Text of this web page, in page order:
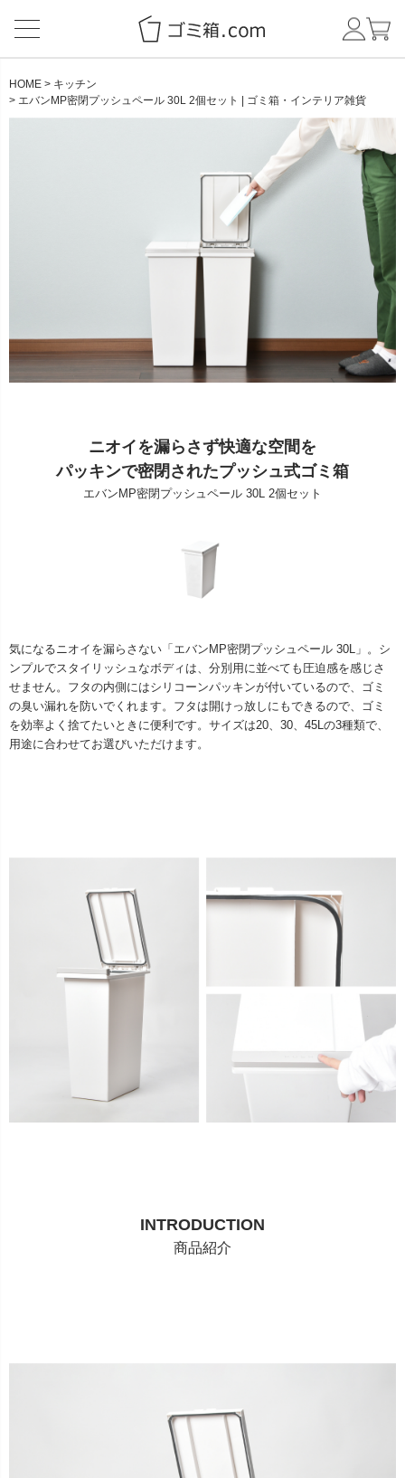
HOME
キッチン
エバンMP密閉プッシュペール 30L 2個セット | ゴミ箱・インテリア雑貨
ニオイを漏らさず快適な空間を
パッキンで密閉されたプッシュ式ゴミ箱
エバンMP密閉プッシュペール 30L 2個セット
気になるニオイを漏らさない「エバンMP密閉プッシュペール 30L」。シ
ンプルでスタイリッシュなボディは、分別用に並べても圧迫感を感じさ
せません。フタの内側にはシリコーンパッキンが付いているので、ゴミ
の臭い漏れを防いでくれます。フタは開けっ放しにもできるので、ゴミ
を効率よく捨てたいときに便利です。サイズは20、30、45Lの3種類で、
用途に合わせてお選びいただけます。
INTRODUCTION
商品紹介